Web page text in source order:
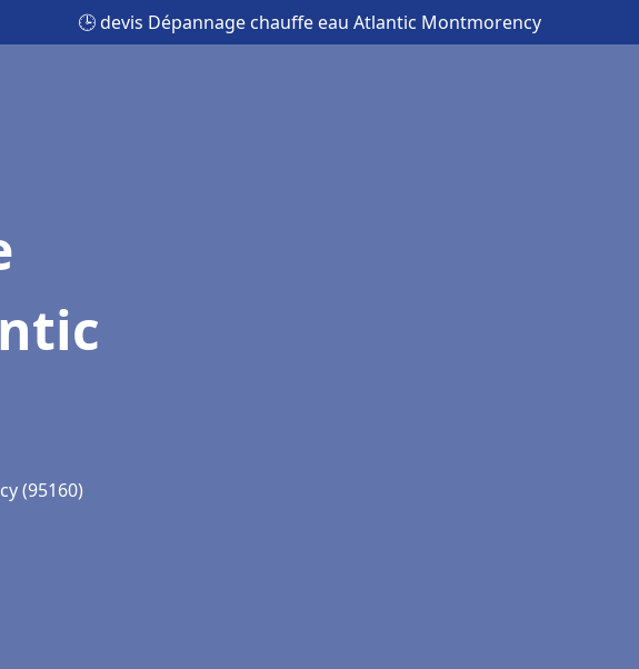
🕒 devis Dépannage chauffe eau Atlantic Montmorency
(95160)